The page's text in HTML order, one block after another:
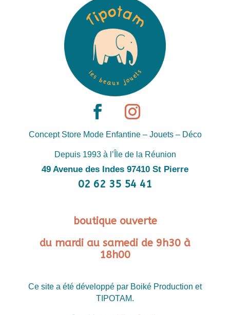
Concept Store Mode Enfantine – Jouets – Déco
Depuis 1993 à l’Île de la Réunion
49 Avenue des Indes 97410 St Pierre
02 62 35 54 41
boutique ouverte
du mardi au samedi de 9h30 à
18h00
Ce site a été développé par Boiké Production et
TIPOTAM.